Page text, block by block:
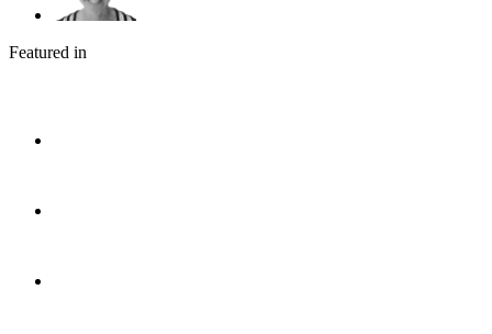
Featured in